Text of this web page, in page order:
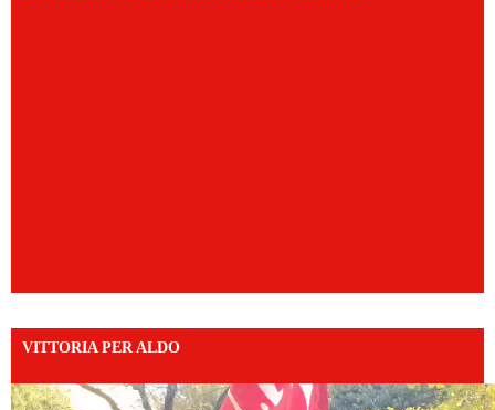
VITTORIA PER ALDO